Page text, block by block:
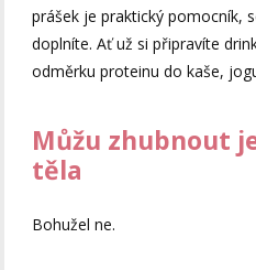
prášek je praktický pomocník,
doplníte. Ať už si připravíte
odměrku proteinu do kaše,
Můžu zhubnout
těla
Bohužel ne.